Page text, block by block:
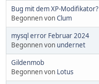
Bug mit dem XP-Modifikator?
Begonnen vonClum
mysql error Februar 2024
Begonnen von undernet
Gildenmob
Begonnen von Lotus